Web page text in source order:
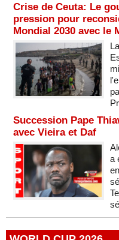
Crise de Ceuta: Le
pression pour
Mondial 2030 avec le
Succession Pape
avec Vieira et Daf
a